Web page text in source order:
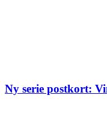
Ny serie postkort: